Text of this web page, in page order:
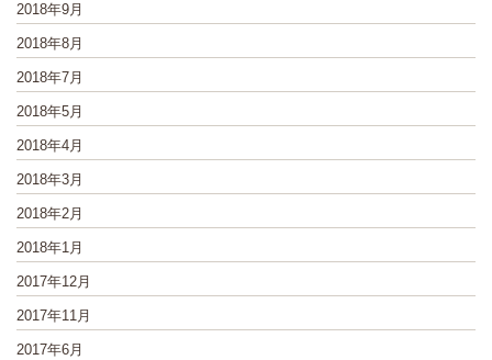
2018年9月
2018年8月
2018年7月
2018年5月
2018年4月
2018年3月
2018年2月
2018年1月
2017年12月
2017年11月
2017年6月